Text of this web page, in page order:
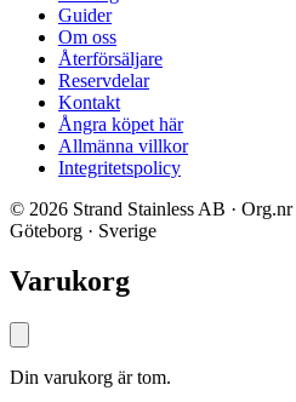
Guider
Om oss
Återförsäljare
Reservdelar
Kontakt
Ångra köpet här
Allmänna villkor
Integritetspolicy
© 2026 Strand Stainless AB ·
Göteborg · Sverige
Varukorg
Din varukorg är tom.